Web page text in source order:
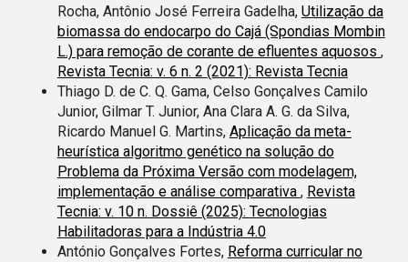
Rocha, Antônio José Ferreira Gadelha, Utilização da
biomassa do endocarpo do Cajá (Spondias Mombin
L.) para remoção de corante de efluentes aquosos ,
Revista Tecnia: v. 6 n. 2 (2021): Revista Tecnia
Thiago D. de C. Q. Gama, Celso Gonçalves Camilo
Junior, Gilmar T. Junior, Ana Clara A. G. da Silva,
Ricardo Manuel G. Martins, Aplicação da meta-
heurística algoritmo genético na solução do
Problema da Próxima Versão com modelagem,
implementação e análise comparativa , Revista
Tecnia: v. 10 n. Dossiê (2025): Tecnologias
Habilitadoras para a Indústria 4.0
António Gonçalves Fortes, Reforma curricular no